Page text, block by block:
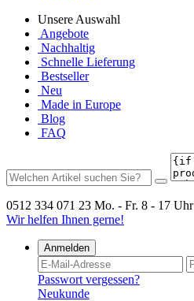
Unsere Auswahl
Angebote
Nachhaltig
Schnelle Lieferung
Bestseller
Neu
Made in Europe
Blog
FAQ
0512 334 071 23 Mo. - Fr. 8 - 17 Uhr
Wir helfen Ihnen gerne!
Anmelden
Passwort vergessen?
Neukunde